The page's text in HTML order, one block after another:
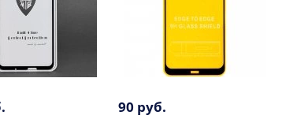
90 руб.